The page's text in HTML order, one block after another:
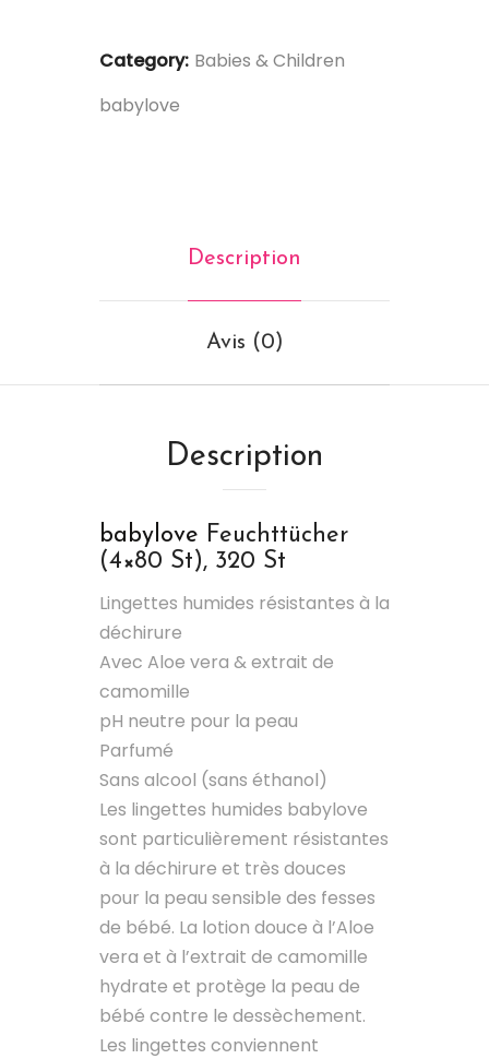
Category: Babies & Children
babylove
Description
Avis (0)
Description
babylove Feuchttücher
(4×80 St), 320 St
Lingettes humides résistantes à la
déchirure
Avec Aloe vera & extrait de
camomille
pH neutre pour la peau
Parfumé
Sans alcool (sans éthanol)
Les lingettes humides babylove
sont particulièrement résistantes
à la déchirure et très douces
pour la peau sensible des fesses
de bébé. La lotion douce à l’Aloe
vera et à l’extrait de camomille
hydrate et protège la peau de
bébé contre le dessèchement.
Les lingettes conviennent